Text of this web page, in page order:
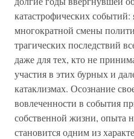
катастрофических событий:
многократной смены
трагических последствий
даже для тех, кто не
участия в этих бурных и
катаклизмах. Осознание
вовлеченности в события
собственной жизни, опыта
становится одним из